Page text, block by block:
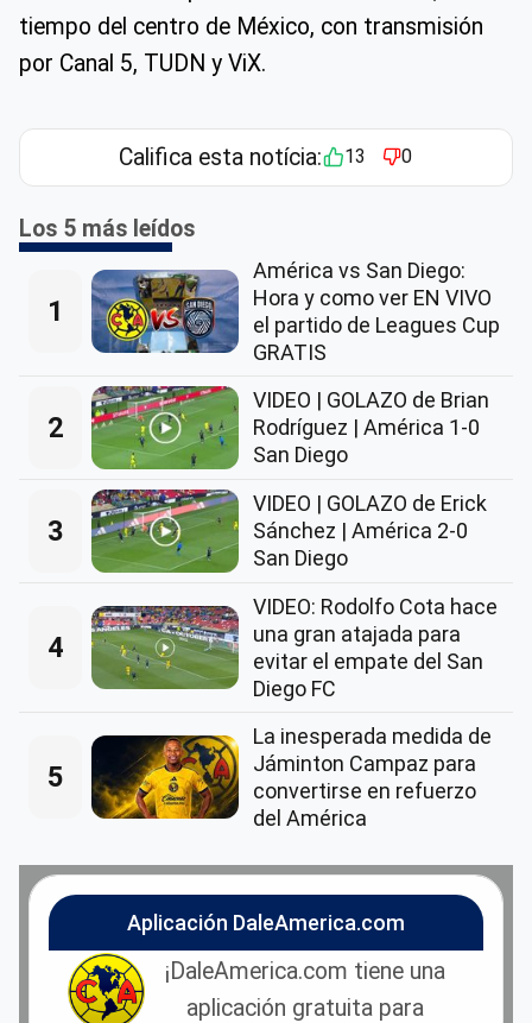
tiempo del centro de México, con transmisión
por Canal 5, TUDN y ViX.
Califica esta notícia: 13 0
Los 5 más leídos
1
América vs San Diego:
Hora y como ver EN VIVO
el partido de Leagues Cup
GRATIS
2
VIDEO | GOLAZO de Brian
Rodríguez | América 1-0
San Diego
3
VIDEO | GOLAZO de Erick
Sánchez | América 2-0
San Diego
4
VIDEO: Rodolfo Cota hace
una gran atajada para
evitar el empate del San
Diego FC
5
La inesperada medida de
Jáminton Campaz para
convertirse en refuerzo
del América
Aplicación DaleAmerica.com
¡DaleAmerica.com tiene una
aplicación gratuita para